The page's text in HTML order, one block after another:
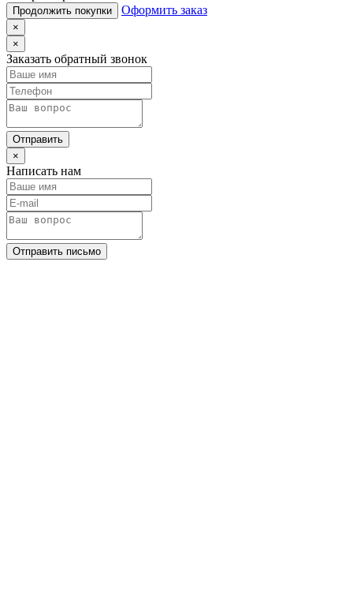
Продолжить покупки Оформить заказ
×
×
Заказать обратный звонок
Отправить
×
Написать нам
Отправить письмо